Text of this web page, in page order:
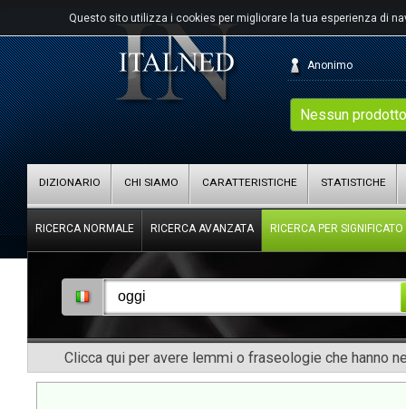
Questo sito utilizza i cookies per migliorare la tua esperienza di
Nessun
Anonimo
DIZIONARIO CHI SIAMO CARATTERISTICHE STATISTICHE
RICERCA NORMALE RICERCA AVANZATA RICERCA PER SIGNIFICATO
Clicca qui per avere lemmi o fraseologie che hanno